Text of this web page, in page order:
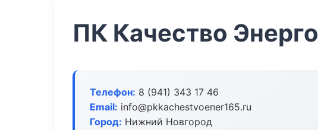
ПК Качество Энерго
Телефон: 8 (941) 343 17 46
Email: info@pkkachestvoener165.ru
Город: Нижний Новгород